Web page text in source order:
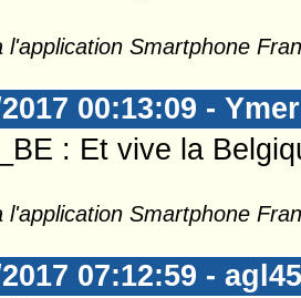
l'application Smartphone
00:13:09 -
: Et vive la
l'application Smartphone
07:12:59 - agl45